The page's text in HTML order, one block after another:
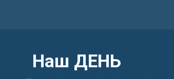
Наш ДЕНЬ